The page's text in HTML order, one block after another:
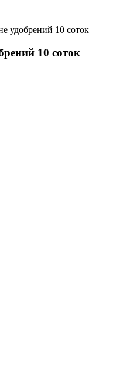
удобрений 10 соток
10 соток